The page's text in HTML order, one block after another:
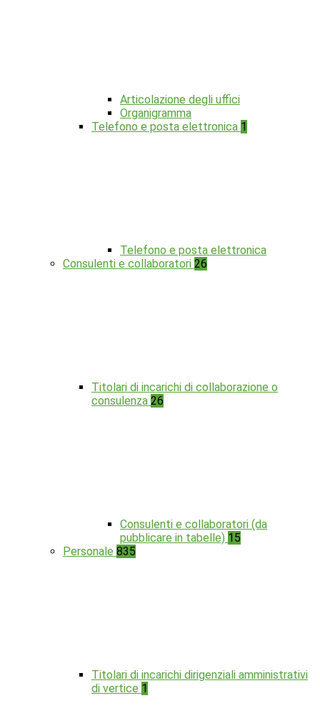
Articolazione degli uffici
Organigramma
Telefono e posta elettronica 1
Telefono e posta elettronica
Consulenti e collaboratori 26
Titolari di incarichi di collaborazione o
consulenza 26
Consulenti e collaboratori (da
pubblicare in tabelle) 15
Personale 835
Titolari di incarichi dirigenziali amministrativi
di vertice 1